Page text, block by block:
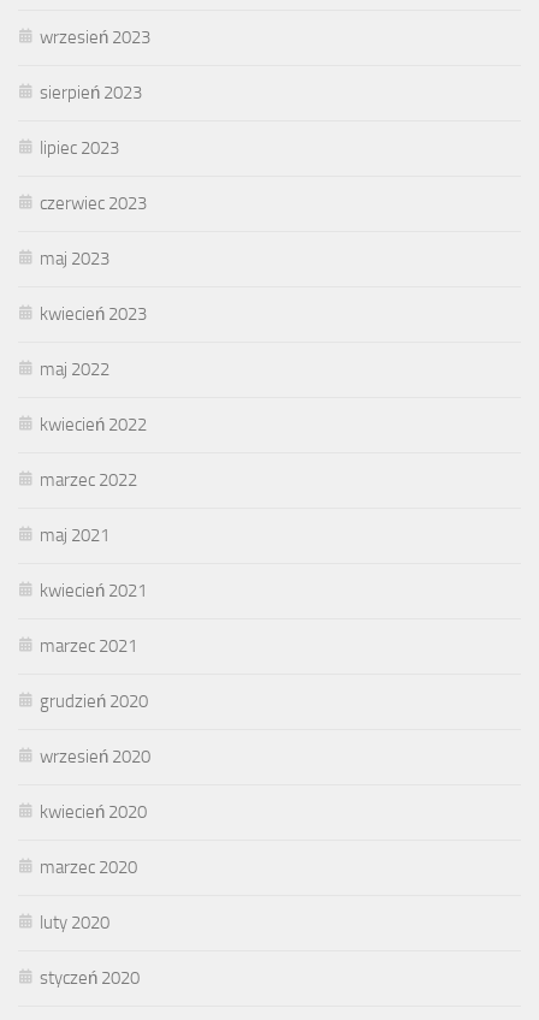
wrzesień 2023
sierpień 2023
lipiec 2023
czerwiec 2023
maj 2023
kwiecień 2023
maj 2022
kwiecień 2022
marzec 2022
maj 2021
kwiecień 2021
marzec 2021
grudzień 2020
wrzesień 2020
kwiecień 2020
marzec 2020
luty 2020
styczeń 2020